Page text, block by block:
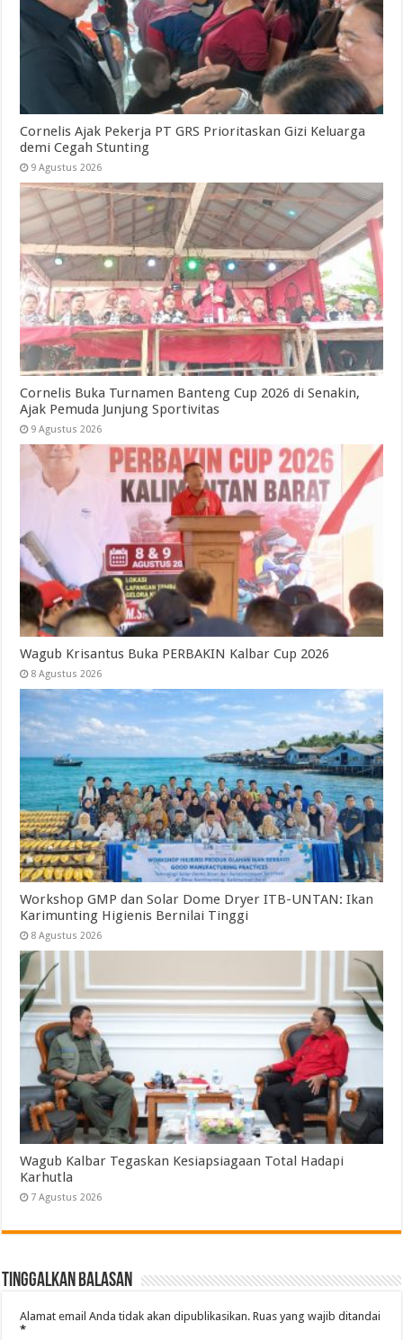
Cornelis Ajak Pekerja PT GRS Prioritaskan Gizi Keluarga
demi Cegah Stunting
9 Agustus 2026
Cornelis Buka Turnamen Banteng Cup 2026 di Senakin,
Ajak Pemuda Junjung Sportivitas
9 Agustus 2026
Wagub Krisantus Buka PERBAKIN Kalbar Cup 2026
8 Agustus 2026
Workshop GMP dan Solar Dome Dryer ITB-UNTAN: Ikan
Karimunting Higienis Bernilai Tinggi
8 Agustus 2026
Wagub Kalbar Tegaskan Kesiapsiagaan Total Hadapi
Karhutla
7 Agustus 2026
Tinggalkan Balasan
Alamat email Anda tidak akan dipublikasikan. Ruas yang wajib ditandai
*